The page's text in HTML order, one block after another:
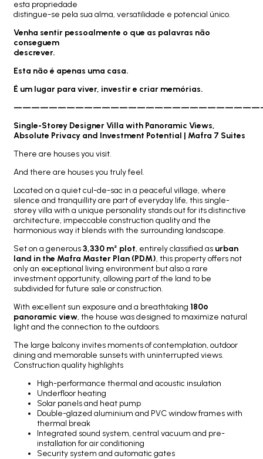
esta propriedade
distingue-se pela sua alma, versatilidade e potencial único.
Venha sentir pessoalmente o que as palavras não
conseguem
descrever.
Esta não é apenas uma casa.
É um lugar para viver, investir e criar memórias.
Single-Storey Designer Villa with Panoramic Views,
Absolute Privacy and Investment Potential | Mafra 7 Suites
There are houses you visit.
And there are houses you truly feel.
Located on a quiet cul-de-sac in a peaceful village, where
silence and tranquillity are part of everyday life, this single-
storey villa with a unique personality stands out for its distinctive
architecture, impeccable construction quality and the
harmonious way it blends with the surrounding landscape.
Set on a generous3,330 m² plot, entirely classified as urban
land in the Mafra Master Plan (PDM), this property offers not
only an exceptional living environment but also a rare
investment opportunity, allowing part of the land to be
subdivided for future sale or construction.
With excellent sun exposure and a breathtaking 180º
panoramic view, the house was designed to maximize natural
light and the connection to the outdoors.
The large balcony invites moments of contemplation, outdoor
dining and memorable sunsets with uninterrupted views.
Construction quality highlights
High-performance thermal and acoustic insulation
Underfloor heating
Solar panels and heat pump
Double-glazed aluminium and PVC window frames with
thermal break
Integrated sound system, central vacuum and pre-
installation for air conditioning
Security system and automatic gates